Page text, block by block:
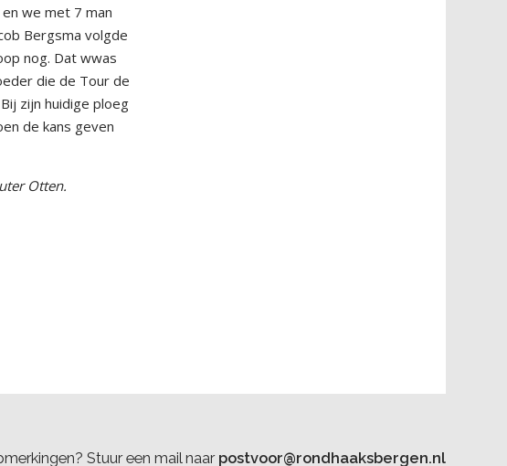
we met 7 man
Bergsma volgde
nog. Dat wwas
die de Tour de
zijn huidige ploeg
de kans geven
Otten.
Stuur een mail naar postvoor@rondhaaksbergen.nl